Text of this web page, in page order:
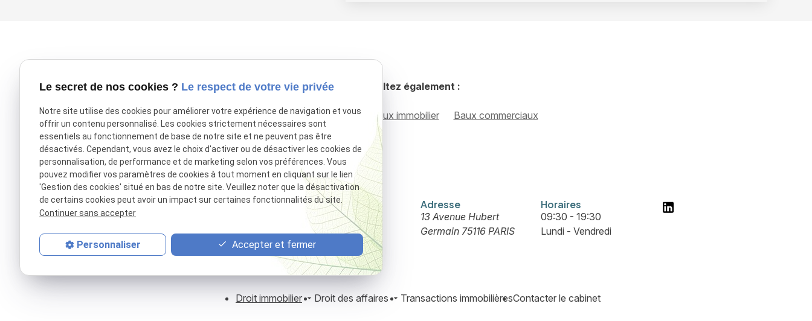
Consultez également :
Droit immobilier Contentieux immobilier Baux commerciaux
Téléphone
01 88 24 23 32
Adresse
13 Avenue Hubert
Germain 75116 PARIS
Horaires
09:30 - 19:30
Lundi - Vendredi
Droit immobilier Droit des affaires Transactions immobilièresContacter le cabinet
Le secret de nos cookies ? Le respect de votre vie privée
Notre site utilise des cookies pour améliorer votre expérience de navigation et vous
offrir un contenu personnalisé. Les cookies strictement nécessaires sont
essentiels au fonctionnement de base de notre site et ne peuvent pas être
désactivés. Cependant, vous avez le choix d'activer ou de désactiver les cookies de
personnalisation, de performance et de marketing selon vos préférences. Vous
pouvez modifier vos paramètres de cookies à tout moment en cliquant sur le lien
'Gestion des cookies' situé en bas de notre site. Veuillez noter que la désactivation
de certains cookies peut avoir un impact sur certaines fonctionnalités du site.
Continuer sans accepter
Personnaliser Accepter et fermer